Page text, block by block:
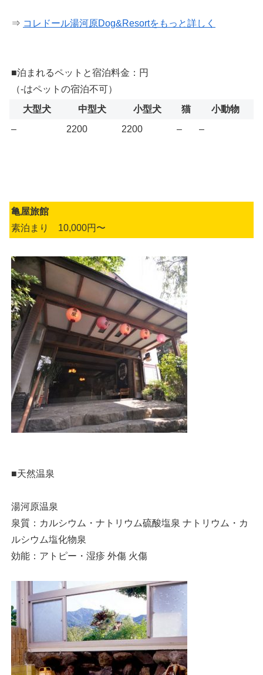
⇒ コレドール湯河原Dog&Resortをもっと詳しく
■泊まれるペットと宿泊料金：円
（-はペットの宿泊不可）
大型犬
中型犬 小型犬 猫
小動物
–
2200 2200 – –
亀屋旅館
素泊まり 10,000円〜
■天然温泉
湯河原温泉
泉質：カルシウム・ナトリウム硫酸塩泉 ナトリウム・カ
ルシウム塩化物泉
効能：アトピー・湿疹 外傷 火傷